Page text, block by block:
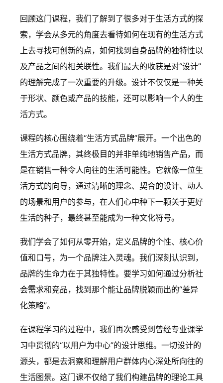
回顾这门课程，我们了解到了很多对于生活方式的探
索，学会从多元的角度去看待如何在现有的生活方式
上去寻找可创新的点，如何找到自身品牌的独特性以
及产品之间的相关联性。我们最大的收获是对“设计”
的理解完成了一次重要的升级。设计不仅仅是一种关
于形状、颜色或产品的技能，还可以影响一个人的生
活方式。
课程的核心围绕着“生活方式品牌”展开。一个出色的
生活方式品牌，其终极目的并非单纯地销售产品，而
是在销售一种令人向往的生活可能性。它就像一位生
活方式的向导，通过清晰的理念、契合的设计、动人
的场景和用户的参与，在人们心中种下一颗关于更好
生活的种子，最终甚至能成为一种文化符号。
我们学会了如何从零开始，定义品牌的个性、核心价
值和口号，为一个品牌注入灵魂。我们深刻认识到，
品牌的生命力在于其独特性。要学习如何通过分析社
会需求和竞品，找到那个能让品牌脱颖而出的“差异
化策略”。
在课程学习的过程中，我们再次感受到曾经专业课学
习中贯彻的“以用户为中心”的设计思维。一切设计的
源头，都是去洞察和理解用户群体内心深处所向往的
生活图景。这门课不仅给了我们构建品牌的理论工具